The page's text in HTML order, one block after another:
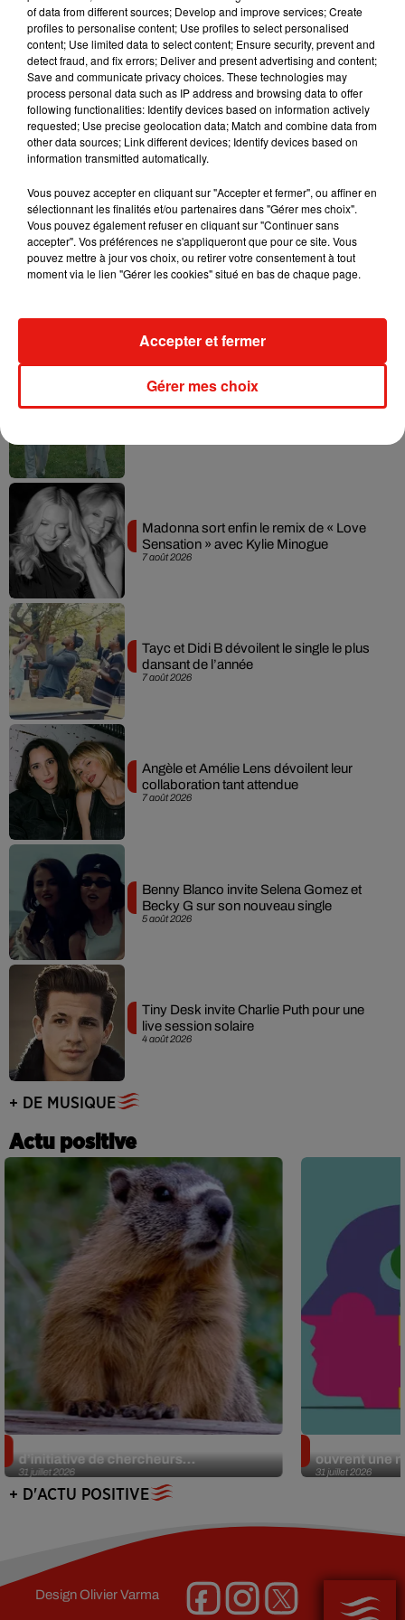
plusieurs refus de maisons de disques,Maman a tortavait
fini par rencontrer son public et lancer la carrière de celle qui
allait devenir une figure incontournable de la pop française.
La récente restauration de la version originale du morceau,
réalisée à partir des bandes analogiques d’époque, a
d’ailleurs ravivé la nostalgie des fans les plus fidèles.
AvecC’est à qui le tour, Mylène Farmer ouvre désormais un
nouveau chapitre de sa carrière. Et au vu de l’effervescence
provoquée par ce simple teaser, son retour s’annonce déjà
comme l’un des grands événements musicaux des
prochaines semaines.
Julien Lieb s’essaye à la vie de chatelain
7 août 2026
Madonna sort enfin le remix de « Love
Sensation » avec Kylie Minogue
7 août 2026
Tayc et Didi B dévoilent le single le plus
dansant de l’année
7 août 2026
Angèle et Amélie Lens dévoilent leur
collaboration tant attendue
5 août 2026
Benny Blanco invite Selena Gomez et
Becky G sur son nouveau single
4 août 2026
Tiny Desk invite Charlie Puth pour une
live session solaire
+ DE MUSIQUE
Actu positive
31 juillet 2026
d’initiative de chercheurs...
31 juillet 2026
ouvrent une
+ D'ACTU POSITIVE
DesignOlivier Varma
of data from different sources; Develop and improve services; Create
profiles to personalise content; Use profiles to select personalised
content; Use limited data to select content; Ensure security, prevent and
detect fraud, and fix errors; Deliver and present advertising and content;
Save and communicate privacy choices. These technologies may
process personal data such as IP address and browsing data to offer
following functionalities: Identify devices based on information actively
requested; Use precise geolocation data; Match and combine data from
other data sources; Link different devices; Identify devices based on
information transmitted automatically.
Vous pouvez accepter en cliquant sur "Accepter et fermer", ou affiner en
sélectionnant les finalités et/ou partenaires dans "Gérer mes choix".
Vous pouvez également refuser en cliquant sur "Continuer sans
accepter". Vos préférences ne s'appliqueront que pour ce site. Vous
pouvez mettre à jour vos choix, ou retirer votre consentement à tout
moment via le lien "Gérer les cookies" situé en bas de chaque page.
Gérer mes choix
Accepter et fermer